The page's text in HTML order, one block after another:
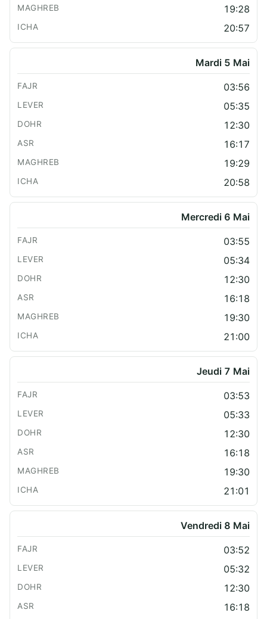
19:28
20:57
Mardi 5 Mai
03:56
05:35
12:30
16:17
19:29
20:58
Mercredi 6 Mai
03:55
05:34
12:30
16:18
19:30
21:00
Jeudi 7 Mai
03:53
05:33
12:30
16:18
19:30
21:01
Vendredi 8 Mai
03:52
05:32
12:30
16:18